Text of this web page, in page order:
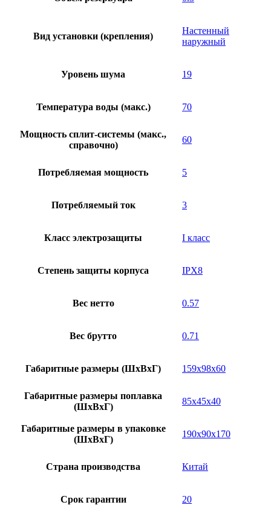
Вид установки (крепления)
Настенный
наружный
Уровень шума 19
Температура воды (макс.) 70
Мощность сплит-системы (макс.,
справочно)
60
Потребляемая мощность 5
Потребляемый ток 3
Класс электрозащиты I класс
Степень защиты корпуса IPX8
Вес нетто 0.57
Вес брутто 0.71
Габаритные размеры (ШxВxГ) 159x98x60
Габаритные размеры поплавка
(ШxВxГ)
85x45x40
Габаритные размеры в упаковке
(ШxВxГ)
190x90x170
Страна производства Китай
Срок гарантии 20